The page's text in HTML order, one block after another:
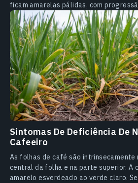
ficam amarelas pálidas, com
Sintomas De Deficiência De
Cafeeiro
As folhas de café são intrinsecamente
central da folha e na parte superior. A
amarelo esverdeado ao verde claro.